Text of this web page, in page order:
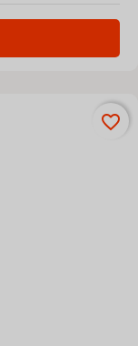
favorite_border